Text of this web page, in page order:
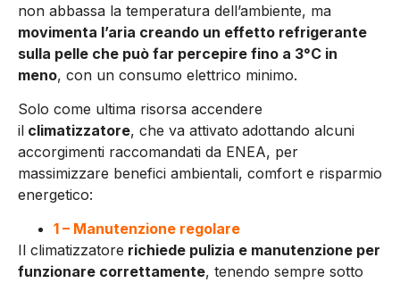
non abbassa la temperatura dell’ambiente, ma
movimenta l’aria creando un effetto refrigerante
sulla pelle che può far percepire fino a 3°C in
meno, con un consumo elettrico minimo.
Solo come ultima risorsa accendere
il climatizzatore, che va attivato adottando alcuni
accorgimenti raccomandati da ENEA, per
massimizzare benefici ambientali, comfort e risparmio
energetico:
1 – Manutenzione regolare
Il climatizzatore richiede pulizia e manutenzione per
funzionare correttamente, tenendo sempre sotto